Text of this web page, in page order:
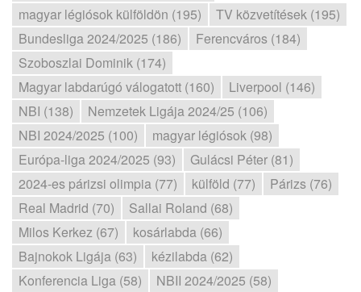
magyar légiósok külföldön (195)
TV közvetítések (195)
Bundesliga 2024/2025 (186)
Ferencváros (184)
Szoboszlai Dominik (174)
Magyar labdarúgó válogatott (160)
Liverpool (146)
NBI (138)
Nemzetek Ligája 2024/25 (106)
NBI 2024/2025 (100)
magyar légiósok (98)
Európa-liga 2024/2025 (93)
Gulácsi Péter (81)
2024-es párizsi olimpia (77)
külföld (77)
Párizs (76)
Real Madrid (70)
Sallai Roland (68)
Milos Kerkez (67)
kosárlabda (66)
Bajnokok Ligája (63)
kézilabda (62)
Konferencia Liga (58)
NBII 2024/2025 (58)